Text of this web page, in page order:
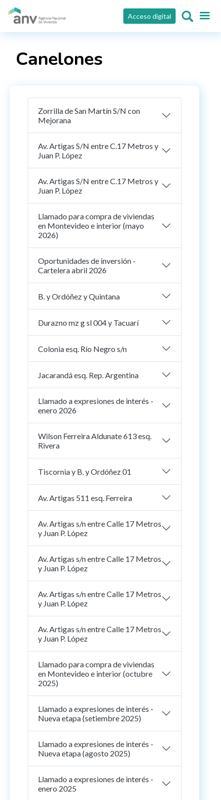
Pasar al contenido principal
Acceso digital
Canelones
Zorrilla de San Martín S/N con
Mejorana
Av. Artigas S/N entre C.17 Metros y
Juan P. López
Av. Artigas S/N entre C.17 Metros y
Juan P. López
Llamado para compra de viviendas
en Montevideo e interior (mayo
2026)
Oportunidades de inversión -
Cartelera abril 2026
B. y Ordóñez y Quintana
Durazno mz g sl 004 y Tacuarí
Colonia esq. Río Negro s/n
Jacarandá esq. Rep. Argentina
Llamado a expresiones de interés -
enero 2026
Wilson Ferreira Aldunate 613 esq.
Rivera
Tiscornia y B. y Ordóñez 01
Av. Artigas 511 esq. Ferreira
Av. Artigas s/n entre Calle 17 Metros
y Juan P. López
Av. Artigas s/n entre Calle 17 Metros
y Juan P. López
Av. Artigas s/n entre Calle 17 Metros
y Juan P. López
Av. Artigas s/n entre Calle 17 Metros
y Juan P. López
Llamado para compra de viviendas
en Montevideo e interior (octubre
2025)
Llamado a expresiones de interés -
Nueva etapa (setiembre 2025)
Llamado a expresiones de interés -
Nueva etapa (agosto 2025)
Llamado a expresiones de interés -
enero 2025